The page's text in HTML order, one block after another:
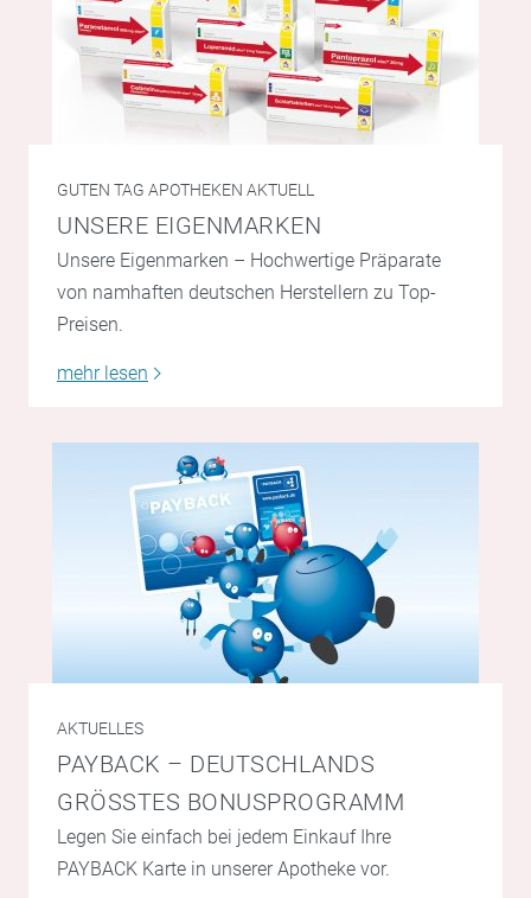
GUTEN TAG APOTHEKEN AKTUELL
UNSERE EIGENMARKEN
Unsere Eigenmarken – Hochwertige Präparate
von namhaften deutschen Herstellern zu Top-
Preisen.
mehr lesen
AKTUELLES
PAYBACK – DEUTSCHLANDS
GRÖSSTES BONUSPROGRAMM
Legen Sie einfach bei jedem Einkauf Ihre
PAYBACK Karte in unserer Apotheke vor.